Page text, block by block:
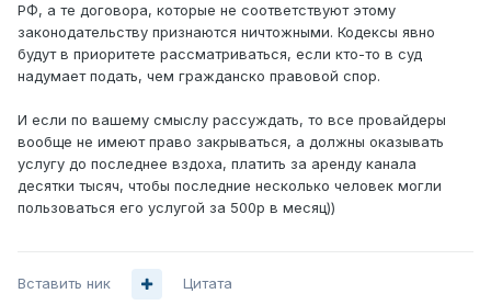
РФ, а те договора, которые не соответствуют этому
законодательству признаются ничтожными. Кодексы явно
будут в приоритете рассматриваться, если кто-то в суд
надумает подать, чем гражданско правовой спор.
И если по вашему смыслу рассуждать, то все провайдеры
вообще не имеют право закрываться, а должны оказывать
услугу до последнее вздоха, платить за аренду канала
десятки тысяч, чтобы последние несколько человек могли
пользоваться его услугой за 500р в месяц))
Вставить ник Цитата